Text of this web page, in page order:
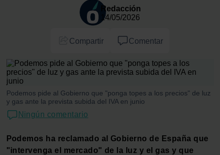
Redacción
14/05/2026
Compartir Comentar
Podemos pide al Gobierno que "ponga topes a los precios" de luz
y gas ante la prevista subida del IVA en junio
Ningún comentario
Podemos ha reclamado al Gobierno de España que
"intervenga el mercado" de la luz y el gas y que